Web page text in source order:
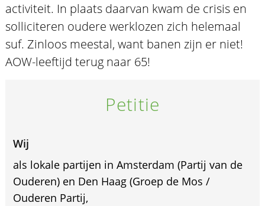
activiteit. In plaats daarvan kwam de crisis en
solliciteren oudere werklozen zich helemaal
suf. Zinloos meestal, want banen zijn er niet!
AOW-leeftijd terug naar 65!
Petitie
Wij
als lokale partijen in Amsterdam (Partij van de
Ouderen) en Den Haag (Groep de Mos /
Ouderen Partij,